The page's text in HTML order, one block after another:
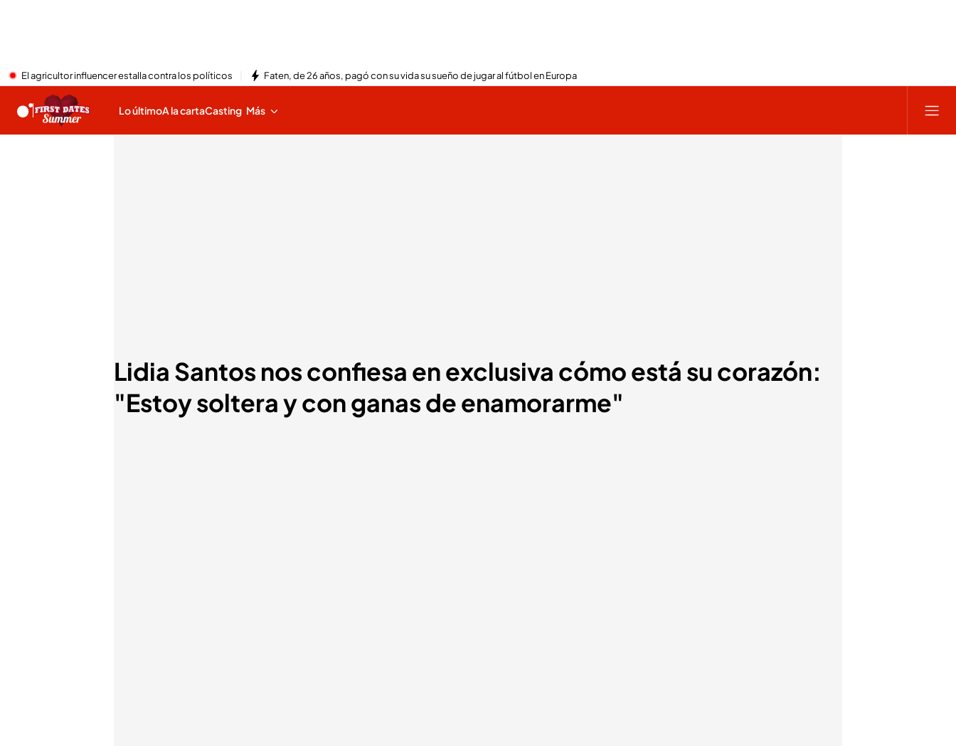
El agricultor influencer estalla contra los políticos Faten, de 26 años, pagó con su vida su sueño de jugar al fútbol en Europa
Lo últimoA la cartaCasting Más
Lidia Santos nos confiesa en exclusiva cómo está su corazón:
"Estoy soltera y con ganas de enamorarme"